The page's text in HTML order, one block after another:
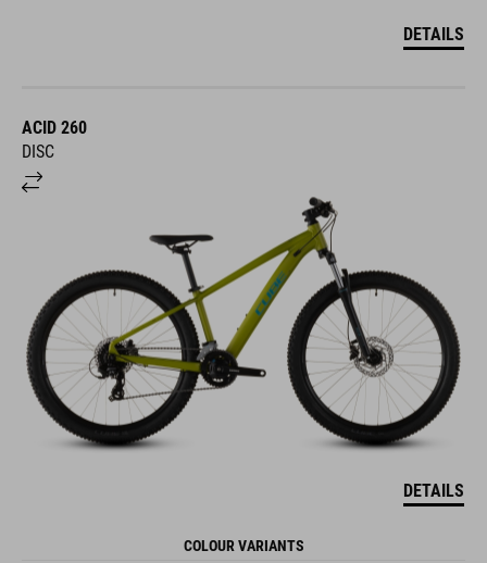
DETAILS
ACID 260
DISC
DETAILS
COLOUR VARIANTS